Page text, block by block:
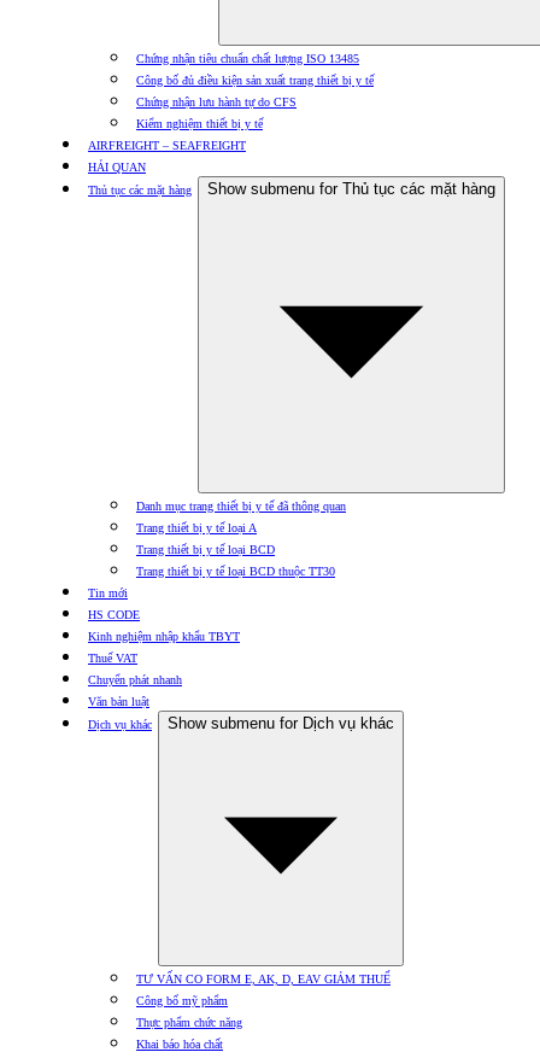
Chứng nhận tiêu chuẩn chất lượng ISO 13485
Công bố đủ điều kiện sản xuất trang thiết bị y tế
Chứng nhận lưu hành tự do CFS
Kiểm nghiệm thiết bị y tế
AIRFREIGHT – SEAFREIGHT
HẢI QUAN
Thủ tục các mặt hàng
Show submenu for Thủ tục các mặt hàng
Danh mục trang thiết bị y tế đã thông quan
Trang thiết bị y tế loại A
Trang thiết bị y tế loại BCD
Trang thiết bị y tế loại BCD thuộc TT30
Tin mới
HS CODE
Kinh nghiệm nhập khẩu TBYT
Thuế VAT
Chuyển phát nhanh
Văn bản luật
Dịch vụ khác
Show submenu for Dịch vụ khác
TƯ VẤN CO FORM E, AK, D, EAV GIẢM THUẾ
Công bố mỹ phẩm
Thực phẩm chức năng
Khai báo hóa chất